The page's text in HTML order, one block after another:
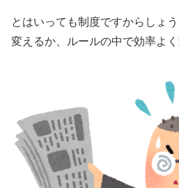
とはいっても制度ですからしょ
変えるか、ルールの中で効率よく